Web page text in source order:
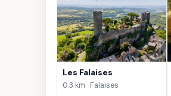
Les Falaises
0.3 km · Falaises